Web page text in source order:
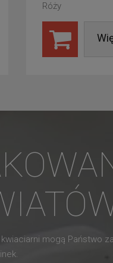
Róży
mogą Państwo